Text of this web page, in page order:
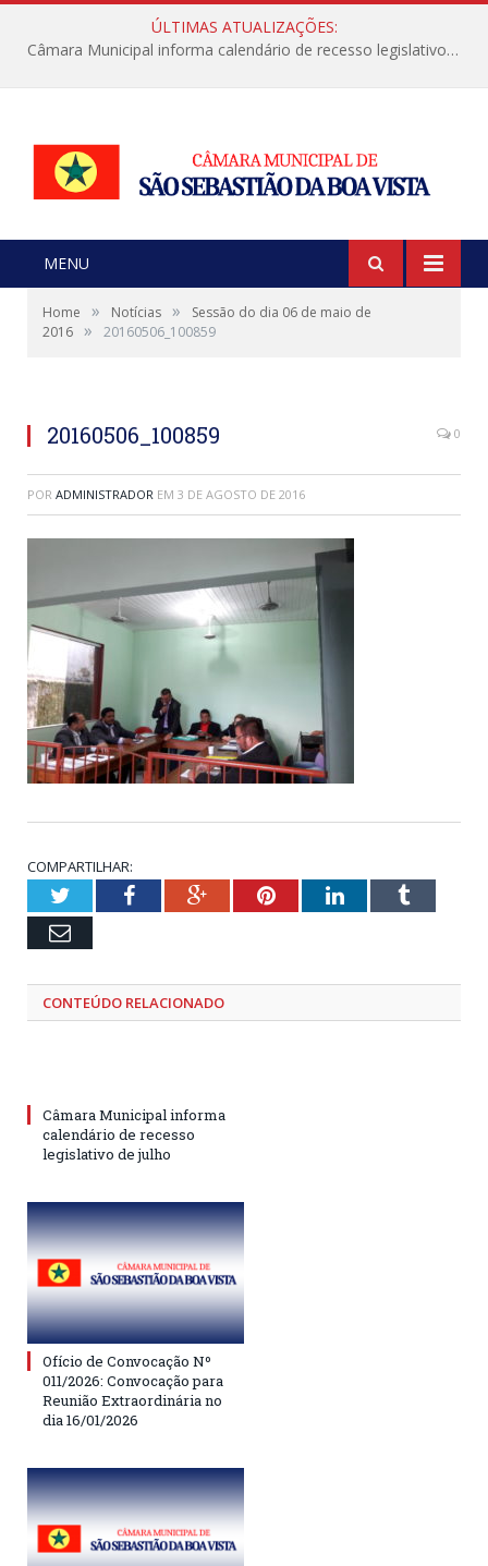
ÚLTIMAS ATUALIZAÇÕES:
Câmara Municipal informa calendário de recesso legislativo de julho
MENU
Home » Notícias »
Sessão do dia 06 de maio de
2016 » 20160506_100859
20160506_100859 0
POR ADMINISTRADOR EM 3 DE AGOSTO DE 2016
COMPARTILHAR:
TwitterFacebookGoogle+PinterestLinkedInTumblr
Email
CONTEÚDO RELACIONADO
Câmara Municipal informa
calendário de recesso
legislativo de julho
Ofício de Convocação Nº
011/2026: Convocação para
Reunião Extraordinária no
dia 16/01/2026